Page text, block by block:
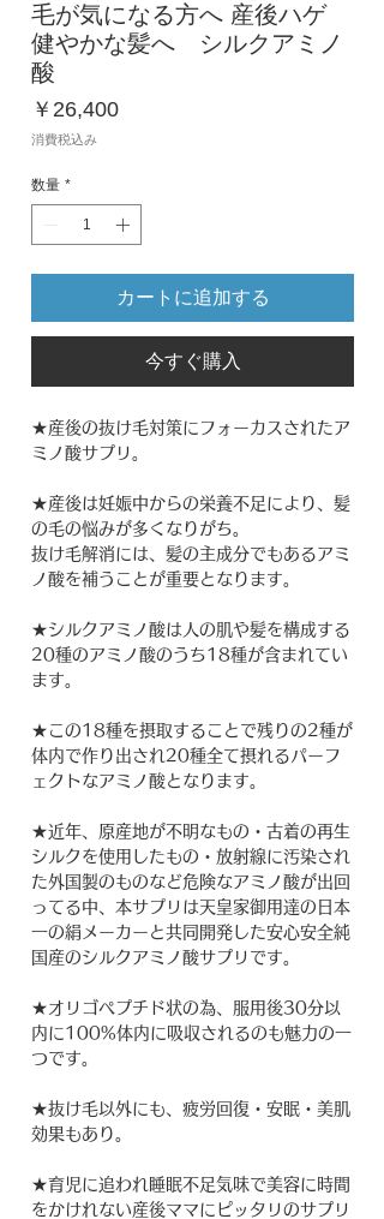
毛が気になる方へ 産後ハゲ
健やかな髪へ シルクアミノ
酸
￥26,400価
消費税込み
数量 *
カートに追加する
今すぐ購入
★産後の抜け毛対策にフォーカスされたア
ミノ酸サプリ。
★産後は妊娠中からの栄養不足により、髪
の毛の悩みが多くなりがち。
抜け毛解消には、髪の主成分でもあるアミ
ノ酸を補うことが重要となります。
★シルクアミノ酸は人の肌や髪を構成する
20種のアミノ酸のうち18種が含まれてい
ます。
★この18種を摂取することで残りの2種が
体内で作り出され20種全て摂れるパーフ
ェクトなアミノ酸となります。
★近年、原産地が不明なもの・古着の再生
シルクを使用したもの・放射線に汚染され
た外国製のものなど危険なアミノ酸が出回
ってる中、本サプリは天皇家御用達の日本
一の絹メーカーと共同開発した安心安全純
国産のシルクアミノ酸サプリです。
★オリゴペプチド状の為、服用後30分以
内に100%体内に吸収されるのも魅力の一
つです。
★抜け毛以外にも、疲労回復・安眠・美肌
効果もあり。
★育児に追われ睡眠不足気味で美容に時間
をかけれない産後ママにピッタリのサプリ